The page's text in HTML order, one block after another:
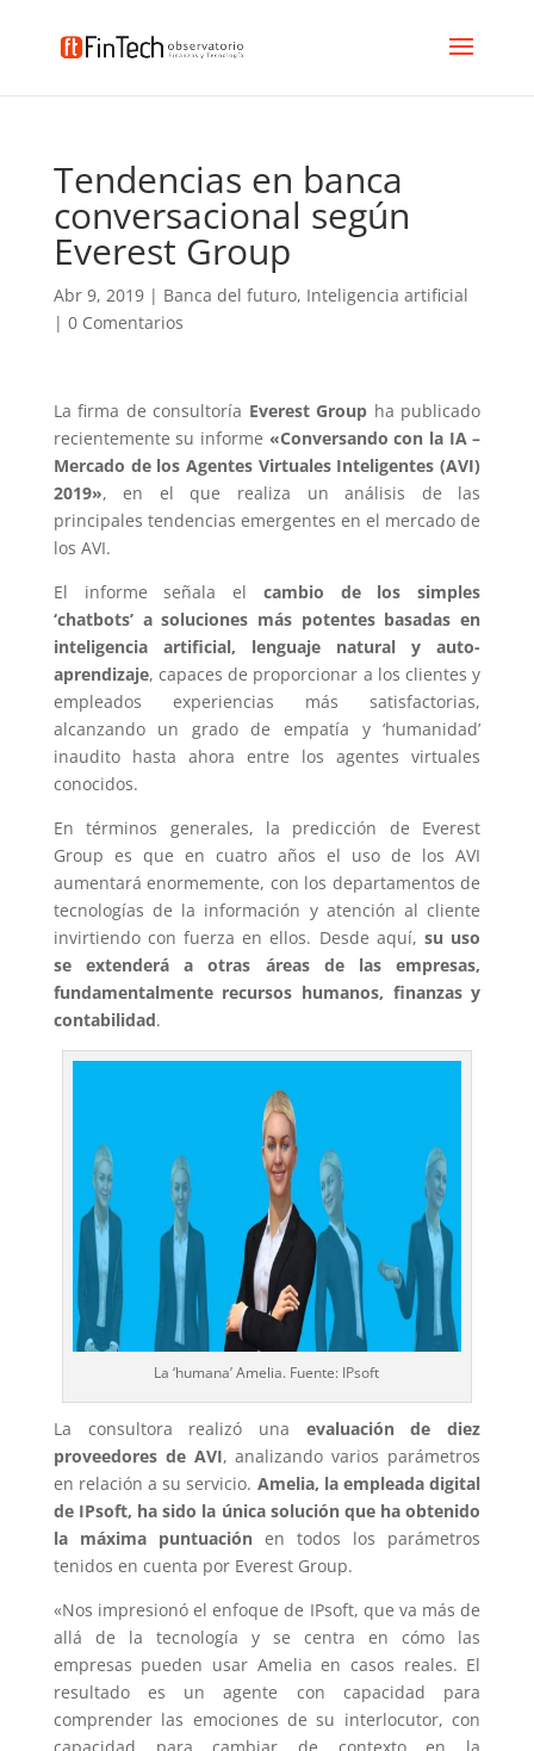
Tendencias en banca
conversacional según
Everest Group
Abr 9, 2019| Banca del futuro, Inteligencia artificial
| 0 Comentarios
La firma de consultoría Everest Group ha publicado
recientemente su informe «Conversando con la IA –
Mercado de los Agentes Virtuales Inteligentes (AVI)
2019», en el que realiza un análisis de las
principales tendencias emergentes en el mercado de
los AVI.
El informe señala el cambio de los simples
‘chatbots’ a soluciones más potentes basadas en
inteligencia artificial, lenguaje natural y auto-
aprendizaje, capaces de proporcionar a los clientes y
empleados experiencias más satisfactorias,
alcanzando un grado de empatía y ‘humanidad’
inaudito hasta ahora entre los agentes virtuales
conocidos.
En términos generales, la predicción de Everest
Group es que en cuatro años el uso de los AVI
aumentará enormemente, con los departamentos de
tecnologías de la información y atención al cliente
invirtiendo con fuerza en ellos. Desde aquí,su uso
se extenderá a otras áreas de las empresas,
fundamentalmente recursos humanos, finanzas y
contabilidad.
La ‘humana’ Amelia. Fuente: IPsoft
La consultora realizó una evaluación de diez
proveedores de AVI, analizando varios parámetros
en relación a su servicio. Amelia, la empleada digital
de IPsoft, ha sido la única solución que ha obtenido
la máxima puntuaciónen todos los parámetros
tenidos en cuenta por Everest Group.
«Nos impresionó el enfoque de IPsoft, que va más de
allá de la tecnología y se centra en cómo las
empresas pueden usar Amelia en casos reales. El
resultado es un agente con capacidad para
comprender las emociones de su interlocutor, con